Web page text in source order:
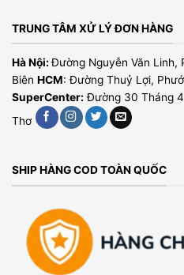
TRUNG TÂM XỬ LÝ ĐƠN HÀNG
Hà Nội:Đường Nguyễn Văn Linh,
Biên HCM: Đường Thuỷ Lợi,
SuperCenter: Đường 30 Tháng
Thơ
SHIP HÀNG COD TOÀN QUỐC